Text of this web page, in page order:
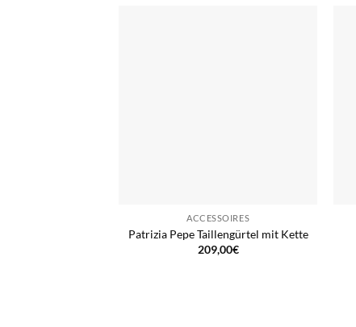
ACCESSOIRES
Patrizia Pepe Taillengürtel mit Kette
209,00€